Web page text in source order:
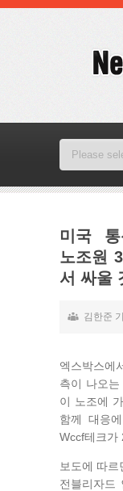
미국 통
노조원
서 싸울
김한준
엑스박스에
측이 나오
이 노조에
함께 대응
Wccf테크가
보도에 따르
전블리자드